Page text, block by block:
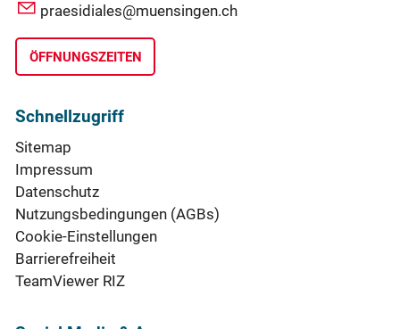
praesidiales@muensingen.ch
ÖFFNUNGSZEITEN
Schnellzugriff
Sitemap
Impressum
Datenschutz
Nutzungsbedingungen (AGBs)
Cookie-Einstellungen
Barrierefreiheit
TeamViewer RIZ